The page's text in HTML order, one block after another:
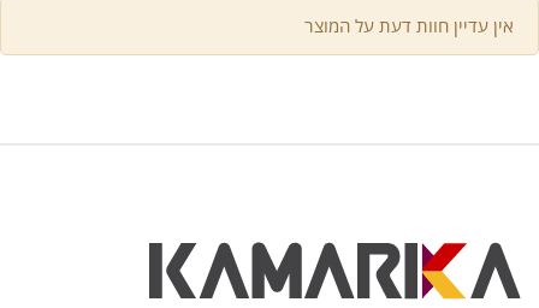
אין עדיין חוות דעת על המוצר